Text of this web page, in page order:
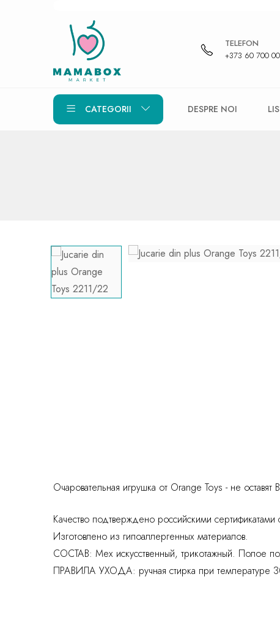
TELEFON
+373 60 700
CATEGORII DESPRE NOI
Очаровательная игрушка от Orange Toys - не
Качество подтверждено российскими сертификатами
Изготовлено из гипоаллергенных материалов.
СОСТАВ: Мех искусственный, трикотажный. Полое
ПРАВИЛА УХОДА: ручная стирка при температуре